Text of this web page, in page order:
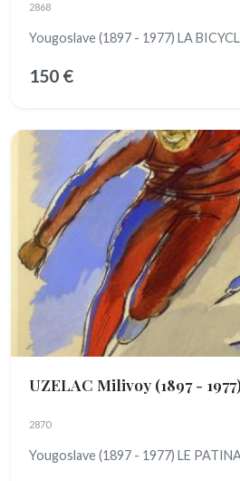
2868
Yougoslave (1897 - 1977) LA
150 €
UZELAC Milivoy(1897 -
2870
Yougoslave (1897 - 1977) LE